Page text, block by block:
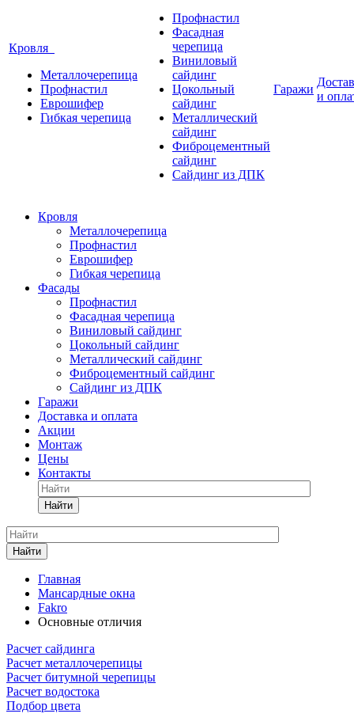
Кровля
Металлочерепица
Профнастил
Еврошифер
Гибкая черепица
Профнастил
Фасадная
черепица
Виниловый
сайдинг
Цокольный
сайдинг
Металлический
сайдинг
Фиброцементный
сайдинг
Сайдинг из ДПК
Гаражи
и
Кровля
Металлочерепица
Профнастил
Еврошифер
Гибкая черепица
Фасады
Профнастил
Фасадная черепица
Виниловый сайдинг
Цокольный сайдинг
Металлический сайдинг
Фиброцементный сайдинг
Сайдинг из ДПК
Гаражи
Доставка и оплата
Акции
Монтаж
Цены
Контакты
Найти
Найти
Главная
Мансардные окна
Fakro
Основные отличия
Расчет сайдинга
Расчет металлочерепицы
Расчет битумной черепицы
Расчет водостока
Подбор цвета